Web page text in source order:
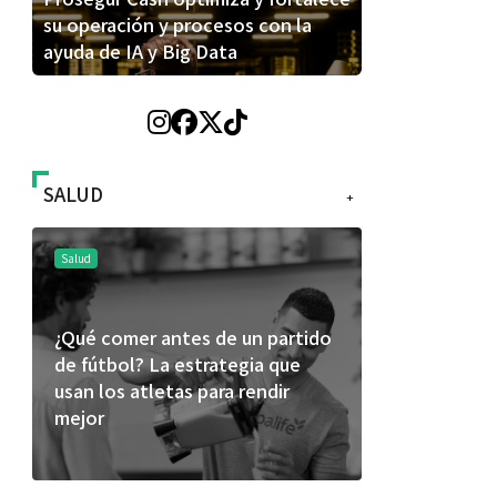
su operación y procesos con la
ayuda de IA y Big Data
+
SALUD
Salud
Día Mundial Contra La Hepatitis:
alertan sobre los riesgos de los
productos “DETOX”